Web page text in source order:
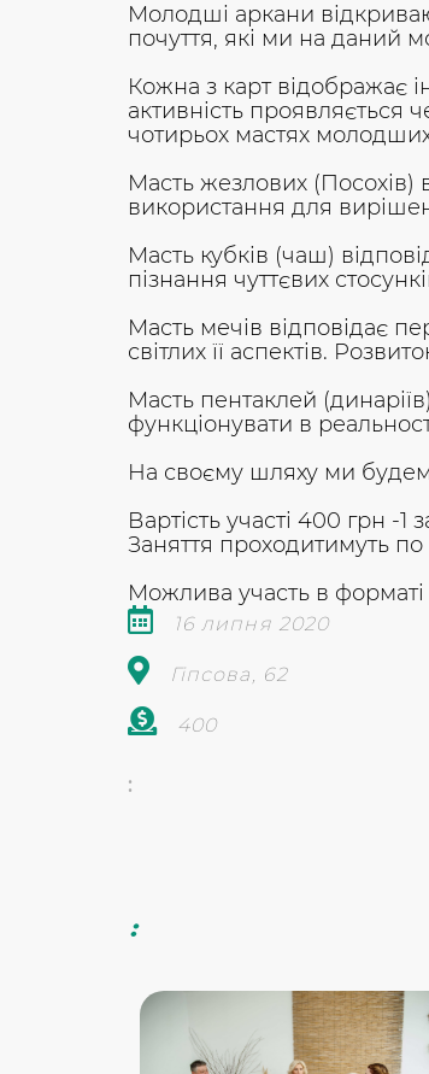
Молодші аркани
почуття, які ми на даний
Кожна з карт відображає
активність проявляється
чотирьох мастях
Масть жезлових (Посохів)
використання для
Масть кубків (чаш)
пізнання чуттєвих
Масть мечів відповідає
світлих її аспектів.
Масть пентаклей
функціонувати в
На своєму шляху ми
Вартість участі 400 грн -
Заняття проходитимуть
Можлива участь в
16 липня 2020
Гіпсова, 62
400
:
: